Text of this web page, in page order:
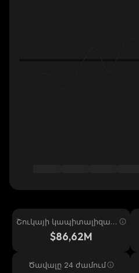
Շուկայի կապիտալիզաց
$86,62M
Ծավալը 24 ժամում